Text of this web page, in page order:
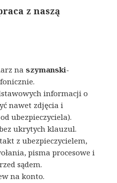
z naszą
naszymanski-
informacji o
nawet zdjęcia i
ubezpieczyciela).
ukrytych klauzul.
z ubezpieczycielem,
pisma procesowe i
sądem.
na konto.